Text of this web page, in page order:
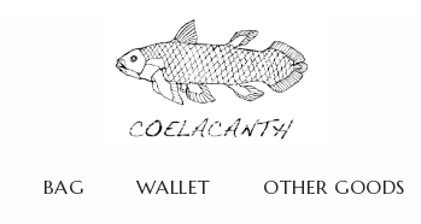
BAG WALLET OTHER GOODS